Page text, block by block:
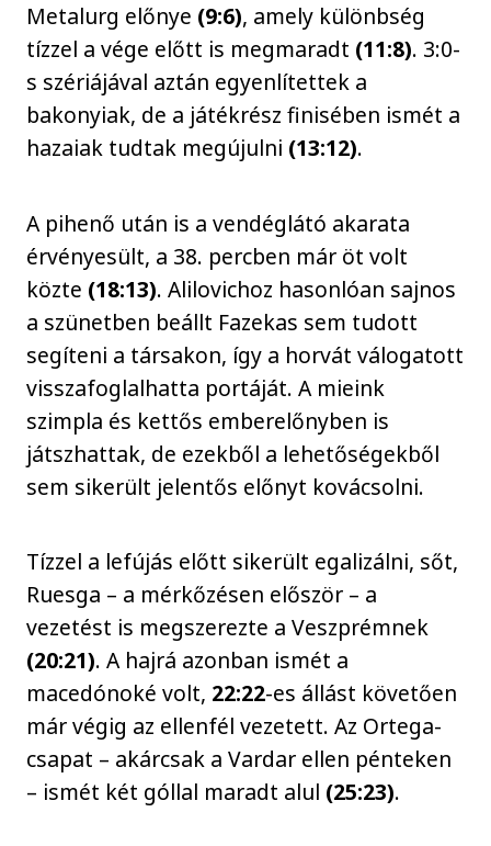
Metalurg előnye (9:6), amely különbség
tízzel a vége előtt is megmaradt (11:8). 3:0-
s szériájával aztán egyenlítettek a
bakonyiak, de a játékrész finisében ismét a
hazaiak tudtak megújulni (13:12).
A pihenő után is a vendéglátó akarata
érvényesült, a 38. percben már öt volt
közte (18:13). Alilovichoz hasonlóan sajnos
a szünetben beállt Fazekas sem tudott
segíteni a társakon, így a horvát válogatott
visszafoglalhatta portáját. A mieink
szimpla és kettős emberelőnyben is
játszhattak, de ezekből a lehetőségekből
sem sikerült jelentős előnyt kovácsolni.
Tízzel a lefújás előtt sikerült egalizálni, sőt,
Ruesga – a mérkőzésen először – a
vezetést is megszerezte a Veszprémnek
(20:21). A hajrá azonban ismét a
macedónoké volt, 22:22-es állást követően
már végig az ellenfél vezetett. Az Ortega-
csapat – akárcsak a Vardar ellen pénteken
– ismét két góllal maradt alul (25:23).